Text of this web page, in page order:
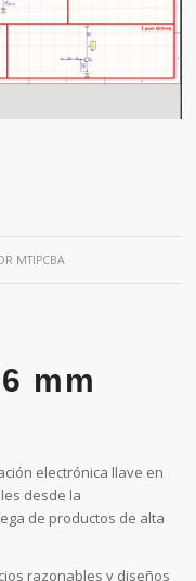
MTIPCBA
mm
electrónica llave en
desde la
de productos de alta
razonables y diseños